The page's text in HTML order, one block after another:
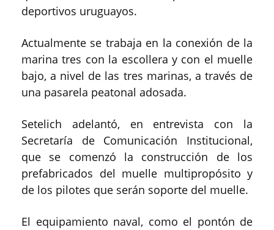
deportivos uruguayos.
Actualmente se trabaja en la conexión de la
marina tres con la escollera y con el muelle
bajo, a nivel de las tres marinas, a través de
una pasarela peatonal adosada.
Setelich adelantó, en entrevista con la
Secretaría de Comunicación Institucional,
que se comenzó la construcción de los
prefabricados del muelle multipropósito y
de los pilotes que serán soporte del muelle.
El equipamiento naval, como el pontón de